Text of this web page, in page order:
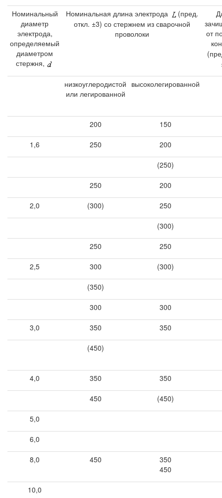
Номинальный
диаметр
электрода,
определяемый
диаметром
стержня,
Номинальная длина электрода
(пред.
откл. ±3) со стержнем из сварочной
проволоки
от
низкоуглеродистой
или легированной
высоколегированной
200 150
1,6 250 200
(250)
250 200
2,0 (300) 250
(300)
250 250
2,5 300 (300)
(350)
300 300
3,0 350 350
(450)
4,0 350 350
450 (450)
5,0
6,0
8,0 450
350
450
10,0